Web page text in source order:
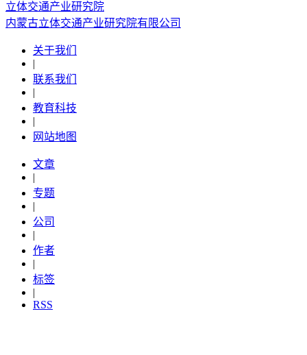
立体交通产业研究院
内蒙古立体交通产业研究院有限公司
关于我们
|
联系我们
|
教育科技
|
网站地图
文章
|
专题
|
公司
|
作者
|
标签
|
RSS